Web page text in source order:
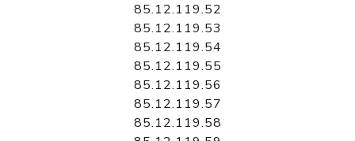
85.12.119.52
85.12.119.53
85.12.119.54
85.12.119.55
85.12.119.56
85.12.119.57
85.12.119.58